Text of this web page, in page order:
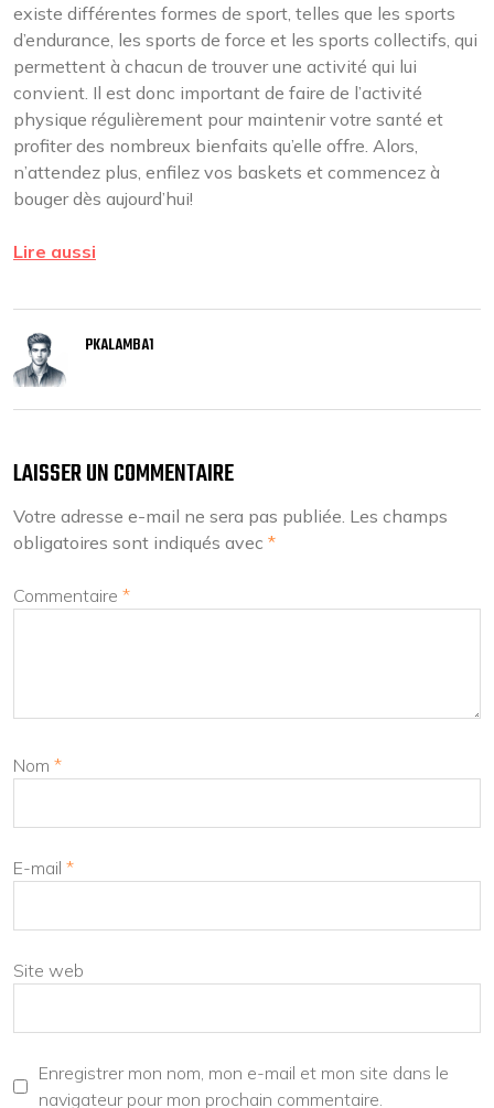
existe différentes formes de sport, telles que les sports
d’endurance, les sports de force et les sports collectifs, qui
permettent à chacun de trouver une activité qui lui
convient. Il est donc important de faire de l’activité
physique régulièrement pour maintenir votre santé et
profiter des nombreux bienfaits qu’elle offre. Alors,
n’attendez plus, enfilez vos baskets et commencez à
bouger dès aujourd’hui!
Lire aussi
PKALAMBA1
LAISSER UN COMMENTAIRE
Votre adresse e-mail ne sera pas publiée. Les champs
obligatoires sont indiqués avec *
Commentaire *
Nom *
E-mail *
Site web
Enregistrer mon nom, mon e-mail et mon site dans le
navigateur pour mon prochain commentaire.